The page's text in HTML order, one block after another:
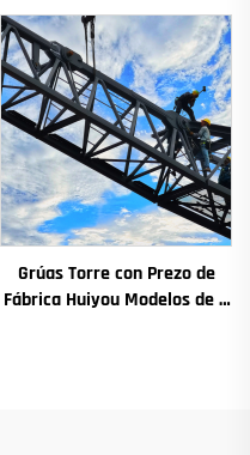
de Edificios e Pozo de
Ascensor para Alxeria
Grúas Torre con Prezo de
Fábrica Huiyou Modelos de 4